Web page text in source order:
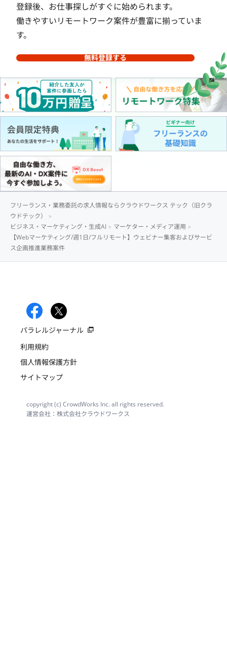
登録後、お仕事探しがすぐに始められます。
働きやすいリモートワーク案件が豊富に揃っていま
す。
無料登録する
フリーランス・業務委託の求人情報ならクラウドワークス テック（旧クラ
ウドテック）
ビジネス・マーケティング・生成AI
マーケター・メディア運用
【Webマーケティング/週1日/フルリモート】ウェビナー集客およびサービ
ス企画推進業務案件
パラレルジャーナル
利用規約
個人情報保護方針
サイトマップ
copyright (c) CrowdWorks Inc. all rights reserved.
運営会社：株式会社クラウドワークス